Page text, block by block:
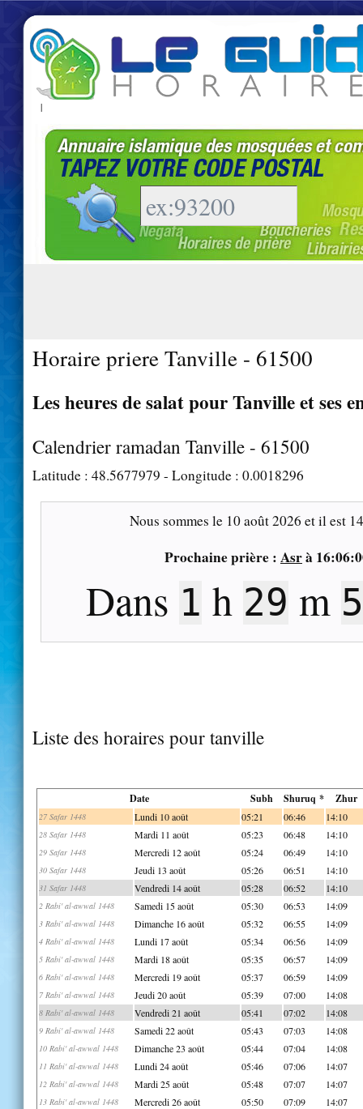
|
Horaire priere Tanville - 61500
Les heures de salat pour Tanville et ses
Calendrier ramadan Tanville - 61500
Latitude : 48.5677979 - Longitude : 0.0018296
Nous sommes le 10 août 2026 et il est
Prochaine prière : Asrà
Dans 1 h 29 m
Liste des horaires pour tanville
Date Subh Shuruq * Zhur
27 Safar 1448 Lundi 10 août 05:21 06:46 14:10
28 Safar 1448 Mardi 11 août 05:23 06:48 14:10
29 Safar 1448 Mercredi 12 août 05:24 06:49 14:10
30 Safar 1448 Jeudi 13 août 05:26 06:51 14:10
31 Safar 1448 Vendredi 14 août 05:28 06:52 14:10
2 Rabi' al-awwal 1448 Samedi 15 août 05:30 06:53 14:09
3 Rabi' al-awwal 1448 Dimanche 16 août 05:32 06:55 14:09
4 Rabi' al-awwal 1448 Lundi 17 août 05:34 06:56 14:09
5 Rabi' al-awwal 1448 Mardi 18 août 05:35 06:57 14:09
6 Rabi' al-awwal 1448 Mercredi 19 août 05:37 06:59 14:09
7 Rabi' al-awwal 1448 Jeudi 20 août 05:39 07:00 14:08
8 Rabi' al-awwal 1448 Vendredi 21 août 05:41 07:02 14:08
9 Rabi' al-awwal 1448 Samedi 22 août 05:43 07:03 14:08
10 Rabi' al-awwal 1448 Dimanche 23 août 05:44 07:04 14:08
11 Rabi' al-awwal 1448 Lundi 24 août 05:46 07:06 14:07
12 Rabi' al-awwal 1448 Mardi 25 août 05:48 07:07 14:07
13 Rabi' al-awwal 1448 Mercredi 26 août 05:50 07:09 14:07